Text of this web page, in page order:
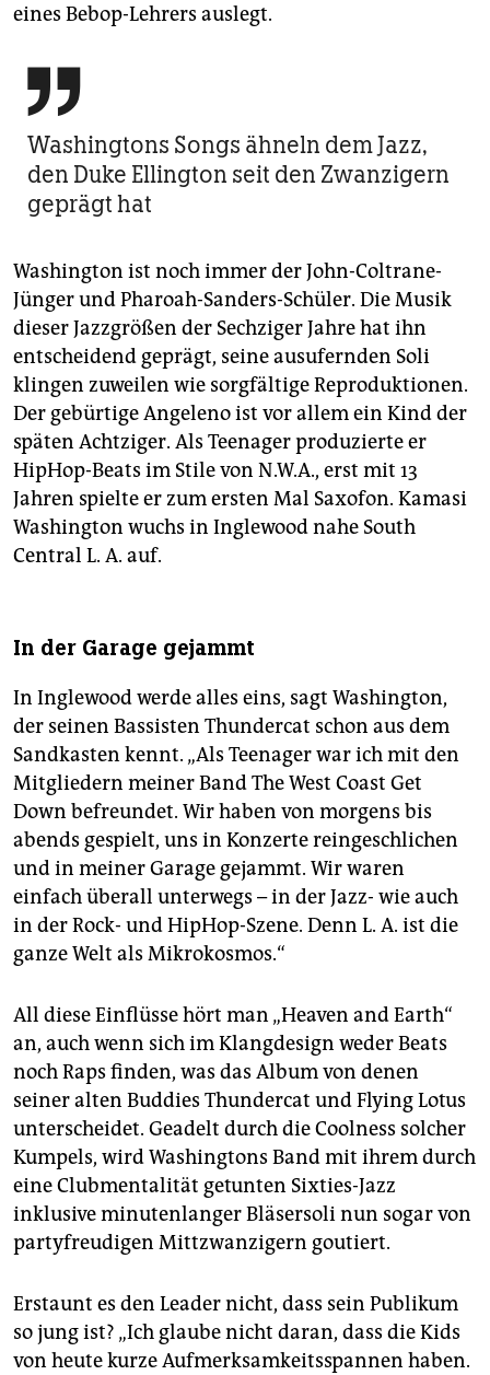
eines Bebop-Lehrers auslegt.

Washingtons Songs ähneln dem Jazz,
den Duke Ellington seit den Zwanzigern
geprägt hat
Washington ist noch immer der John-Coltrane-
Jünger und Pharoah-Sanders-Schüler. Die Musik
dieser Jazzgrößen der Sechziger Jahre hat ihn
entscheidend geprägt, seine ausufernden Soli
klingen zuweilen wie sorgfältige Reproduktionen.
Der gebürtige Angeleno ist vor allem ein Kind der
späten Achtziger. Als Teenager produzierte er
HipHop-Beats im Stile von N.W.A., erst mit 13
Jahren spielte er zum ersten Mal Saxofon. Kamasi
Washington wuchs in Inglewood nahe South
Central L. A. auf.
In der Garage gejammt
In Inglewood werde alles eins, sagt Washington,
der seinen Bassisten Thundercat schon aus dem
Sandkasten kennt. „Als Teenager war ich mit den
Mitgliedern meiner Band The West Coast Get
Down befreundet. Wir haben von morgens bis
abends gespielt, uns in Konzerte reingeschlichen
und in meiner Garage gejammt. Wir waren
einfach überall unterwegs – in der Jazz- wie auch
in der Rock- und HipHop-Szene. Denn L. A. ist die
ganze Welt als Mikrokosmos.“
All diese Einflüsse hört man „Heaven and Earth“
an, auch wenn sich im Klangdesign ­weder Beats
noch Raps finden, was das Album von denen
seiner alten Buddies Thundercat und Flying Lotus
unterscheidet. Geadelt durch die Coolness solcher
Kumpels, wird Washingtons Band mit ihrem durch
eine Clubmentalität getunten Sixties-Jazz
inklusive minutenlanger Bläsersoli nun sogar von
partyfreudigen Mittzwanzigern goutiert.
Erstaunt es den Leader nicht, dass sein Publikum
so jung ist? „Ich glaube nicht daran, dass die Kids
von heute kurze Aufmerksamkeitsspannen haben.